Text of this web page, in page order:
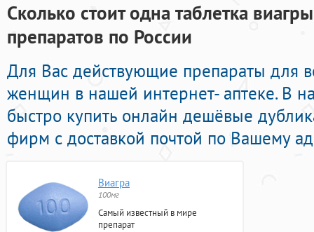
Сколько стоит одна таблетка
препаратов по России
Для Вас действующие препараты для
женщин в нашей интернет- аптеке. В
быстро купить онлайн дешёвые
фирм с доставкой почтой по Вашему
Виагра
100мг
Самый известный в мире
препарат